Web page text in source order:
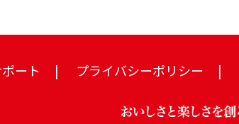
ート プライバシーポリシー